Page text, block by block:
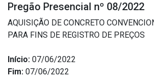
Pregão Presencial nº 08/2022
AQUISIÇÃO DE CONCRETO
PARA FINS DE REGISTRO DE PREÇOS
Início: 07/06/2022
Fim: 07/06/2022